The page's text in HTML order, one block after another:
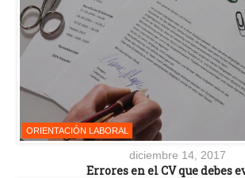
ORIENTACIÓN LABORAL
diciembre 14, 2017
Errores en el CV que debes